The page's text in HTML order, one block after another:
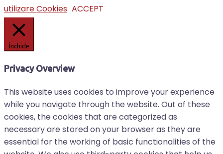
utilizare Cookies ACCEPT
Închide
Privacy Overview
This website uses cookies to improve your experience
while you navigate through the website. Out of these
cookies, the cookies that are categorized as
necessary are stored on your browser as they are
essential for the working of basic functionalities of the